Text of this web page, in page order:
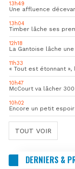
13h49
Une affluence
13h04
Timber lâche ses
12h18
La Gantoise lâche
11h33
10h47
McCourt va lâcher
10h02
Encore un petit
TOUT VOIR
DERNIERS &